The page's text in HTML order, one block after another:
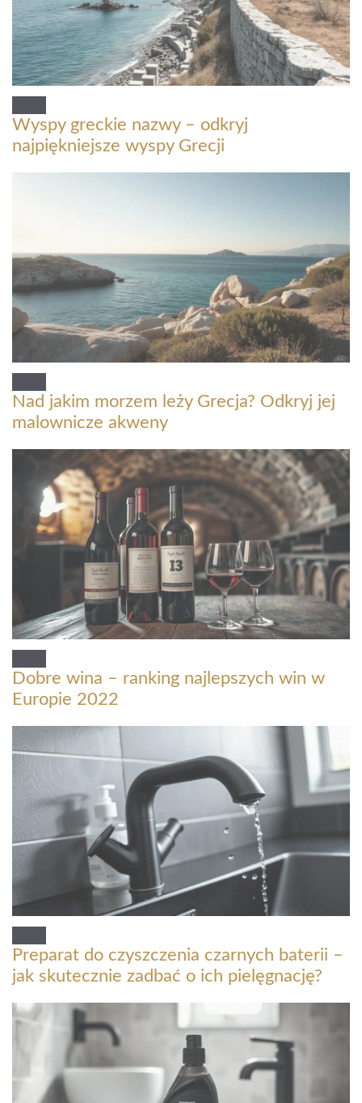
Wyspy greckie nazwy – odkryj
najpiękniejsze wyspy Grecji
Nad jakim morzem leży Grecja? Odkryj jej
malownicze akweny
Dobre wina – ranking najlepszych win w
Europie 2022
Preparat do czyszczenia czarnych baterii –
jak skutecznie zadbać o ich pielęgnację?